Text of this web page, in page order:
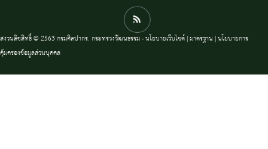
สงวนลิขสิทธิ์ © 2563 กรมศิลปากร. กระทรวงวัฒนธรรม -นโยบายเว็บไซต์|มาตรฐาน |นโยบายการ
คุ้มครองข้อมูลส่วนบุคคล